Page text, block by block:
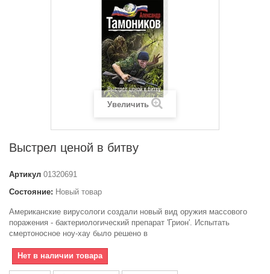
Увеличить
Выстрел ценой в битву
Артикул 01320691
Состояние: Новый товар
Американские вирусологи создали новый вид оружия массового
поражения - бактериологический препарат 'Грион'. Испытать
смертоносное ноу-хау было решено в
Нет в наличии товара